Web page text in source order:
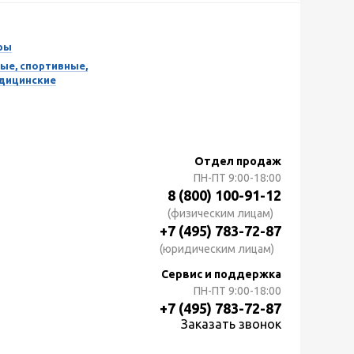
спортивные,
Отдел продаж
ПН-ПТ 9:00-18:00
8 (800) 100-91-12
(физическим лицам)
+7 (495) 783-72-87
(юридическим лицам)
Сервис и поддержка
ПН-ПТ 9:00-18:00
+7 (495) 783-72-87
Заказать звонок